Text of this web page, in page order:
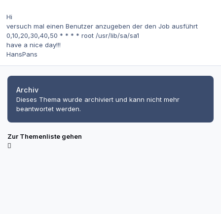
Hi
versuch mal einen Benutzer anzugeben der den Job ausführt
0,10,20,30,40,50 * * * * root /usr/lib/sa/sa1
have a nice day!!!
HansPans
Archiv
Dieses Thema wurde archiviert und kann nicht mehr
beantwortet werden.
Zur Themenliste gehen